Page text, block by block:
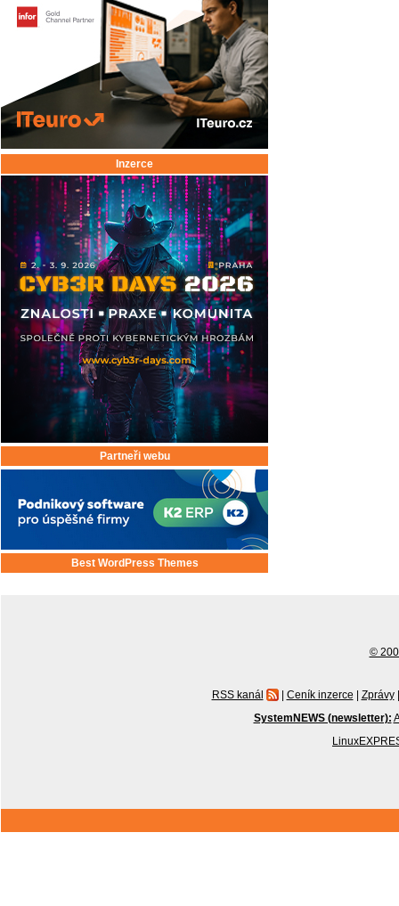
Inzerce
Partneři webu
Best WordPress Themes
©
RSS kanál | Ceník inzerce | Zprávy |
SystemNEWS (newsletter):